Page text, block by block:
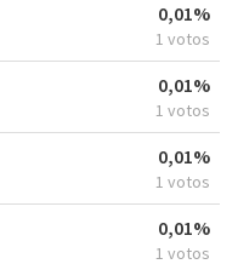
0,01%
1 votos
0,01%
1 votos
0,01%
1 votos
0,01%
1 votos